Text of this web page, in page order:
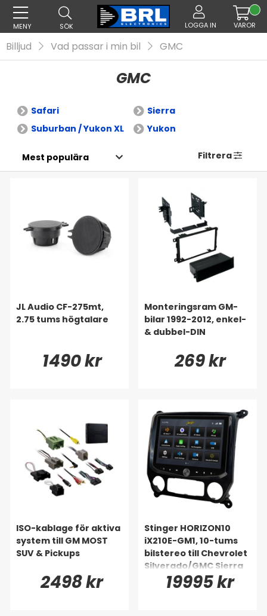
MENY SÖK LOGGA IN VAROR
Billjud Vad passar i min bil GMC
GMC
Safari
Sierra
Suburban / Yukon XL
Yukon
Filtrera
JL Audio CF-275mt,
2.75 tums högtalare
1490 kr
Monteringsram GM-
bilar 1992-2012, enkel-
& dubbel-DIN
269 kr
ISO-kablage för aktiva
system till GM MOST
SUV & Pickups
2498 kr
Stinger HORIZON10
iX210E-GM1, 10-tums
bilstereo till Chevrolet
Silverado/GMC Sierra
2014-2019
19995 kr